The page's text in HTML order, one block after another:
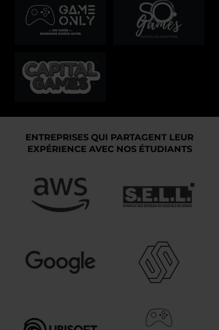
ENTREPRISES QUI PARTAGENT LEUR
EXPÉRIENCE AVEC NOS ÉTUDIANTS